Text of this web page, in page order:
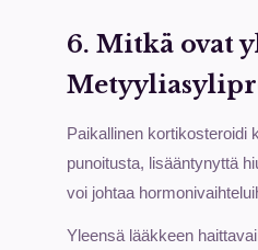
6. Mitkä ovat
Paikallinen kortikosteroidi
punoitusta, lisääntynyttä
voi johtaa
Yleensä lääkkeen